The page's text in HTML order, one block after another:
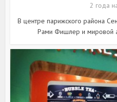
2 года
В центре парижского района
Рами Фишлер и мировой